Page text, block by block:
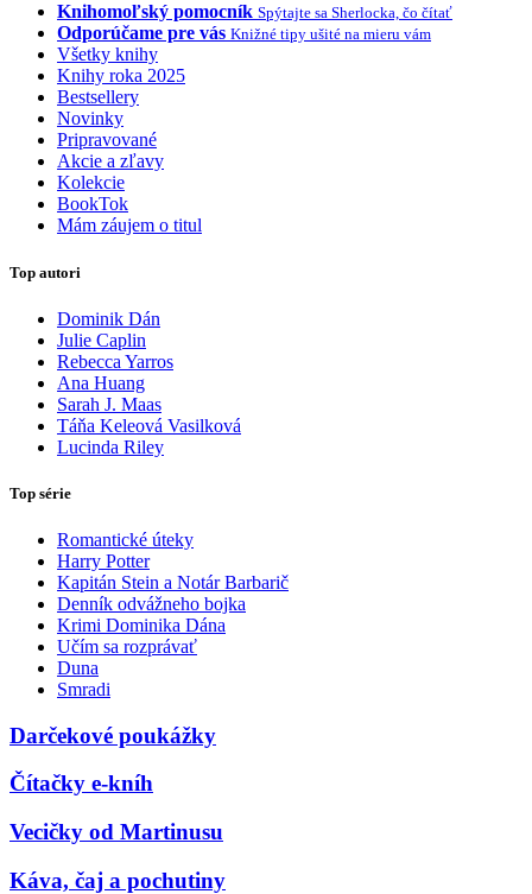
Knihomoľský pomocník Spýtajte sa Sherlocka, čo čítať
Odporúčame pre vás Knižné tipy ušité na mieru vám
Všetky knihy
Knihy roka 2025
Bestsellery
Novinky
Pripravované
Akcie a zľavy
Kolekcie
BookTok
Mám záujem o titul
Top autori
Dominik Dán
Julie Caplin
Rebecca Yarros
Ana Huang
Sarah J. Maas
Táňa Keleová Vasilková
Lucinda Riley
Top série
Romantické úteky
Harry Potter
Kapitán Stein a Notár Barbarič
Denník odvážneho bojka
Krimi Dominika Dána
Učím sa rozprávať
Duna
Smradi
Darčekové poukážky
Čítačky e-kníh
Vecičky od Martinusu
Káva, čaj a pochutiny